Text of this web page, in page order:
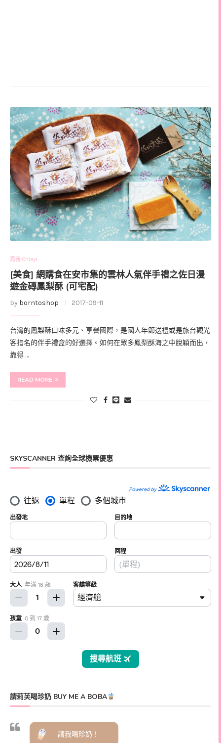
嘉義 Chiayi
[美食] 網購食在安市集的雲林人氣伴手禮之佐日漫
遊金磚鳳梨酥 (可宅配)
by borntoshop 2017-09-11
台灣的鳳梨酥口味多元、享譽國際，是國人年節送禮或是旅台觀光
客指名的伴手禮盒的好選擇。如何在眾多鳳梨酥海之中脫穎而出，
靠得 …
READ MORE
SKYSCANNER 查詢全球機票優惠
請莉芙喝珍奶 BUY ME A BOBA
請我喝珍奶！